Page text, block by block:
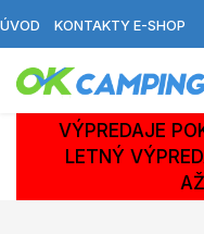
ÚVOD KONTAKTY E-SHOP
VÝPREDAJE
LETNÝ